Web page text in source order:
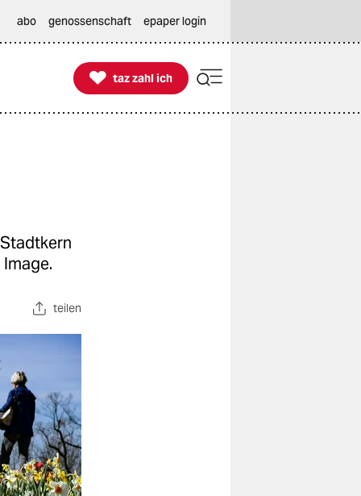
abo genossenschaft epaper login

taz zahl ich
taz zahl ich
teilen